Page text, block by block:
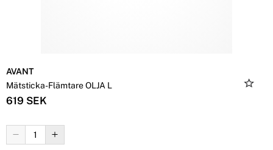
AVANT
Mätsticka-Flämtare OLJA L
619 SEK